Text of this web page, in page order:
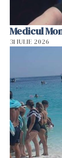
Medicul
31 IULIE 2026